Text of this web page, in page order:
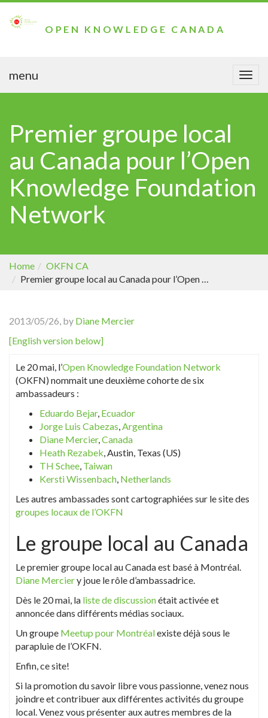
OPEN KNOWLEDGE CANADA
menu
Premier groupe local
au Canada pour l’Open
Knowledge Foundation
Network
Home
OKFN CA
Premier groupe local au Canada pour l’Open Knowledge Foundation Network
2013/05/26, by Diane Mercier
[English version below]
Le 20 mai, l’Open Knowledge Foundation Network
(OKFN) nommait une deuxième cohorte de six
ambassadeurs :
Eduardo Bejar, Ecuador
Jorge Luis Cabezas,Argentina
Diane Mercier,Canada
Heath Rezabek, Austin, Texas (US)
TH Schee, Taiwan
Kersti Wissenbach, Netherlands
Les autres ambassades sont cartographiées sur le site des
groupes locaux de l’OKFN
Le groupe local au Canada
Le premier groupe local au Canada est basé à Montréal.
Diane Merciery joue le rôle d’ambassadrice.
Dès le 20 mai, la liste de discussionétait activée et
annoncée dans différents médias sociaux.
Un groupe Meetup pour Montréalexiste déjà sous le
parapluie de l’OKFN.
Enfin, ce site!
Si la promotion du savoir libre vous passionne, venez nous
joindre et contribuer aux différentes activités du groupe
local. Venez vous présenter aux autres membres de la